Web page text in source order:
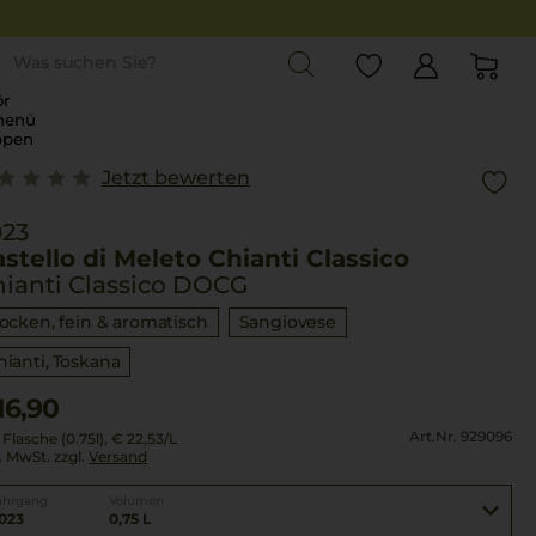
Jetzt bewerten
di Meleto Chianti Classico
Classico DOCG
fein & aromatisch
Sangiovese
Toskana
(0.75l), € 22,53/L
MwSt. zzgl. Versand
Art.Nr. 929096
0,75 L